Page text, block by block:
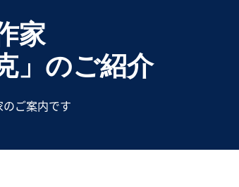
家
のご紹介
ご案内です